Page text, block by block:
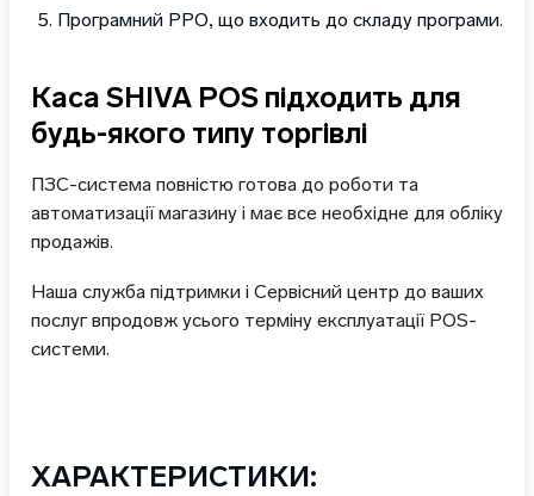
Програмний РРО, що входить до складу програми.
Каса SHIVA POS підходить для
будь-якого типу торгівлі
ПЗС-система повністю готова до роботи та
автоматизації магазину і має все необхідне для обліку
продажів.
Наша служба підтримки і Сервісний центр до ваших
послуг впродовж усього терміну експлуатації POS-
системи.
ХАРАКТЕРИСТИКИ: